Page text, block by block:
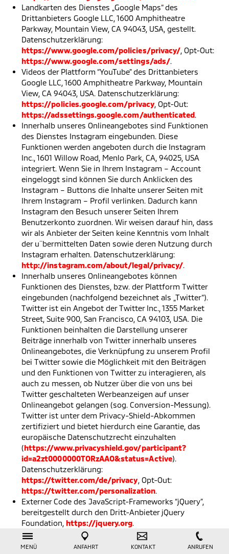
MENÜ ANFAHRT KONTAKT ANRUFEN
Landkarten des Dienstes „Google Maps“ des
Drittanbieters Google LLC, 1600 Amphitheatre
Parkway, Mountain View, CA 94043, USA, gestellt.
Datenschutzerklärung:
https://www.google.com/policies/privacy/, Opt-Out:
https://www.google.com/settings/ads/.
Videos der Plattform “YouTube” des Drittanbieters
Google LLC, 1600 Amphitheatre Parkway, Mountain
View, CA 94043, USA. Datenschutzerklärung:
https://policies.google.com/privacy, Opt-Out:
https://adssettings.google.com/authenticated.
Innerhalb unseres Onlineangebotes sind Funktionen
des Dienstes Instagram eingebunden. Diese
Funktionen werden angeboten durch die Instagram
Inc., 1601 Willow Road, Menlo Park, CA, 94025, USA
integriert. Wenn Sie in Ihrem Instagram – Account
eingeloggt sind können Sie durch Anklicken des
Instagram – Buttons die Inhalte unserer Seiten mit
Ihrem Instagram – Profil verlinken. Dadurch kann
Instagram den Besuch unserer Seiten Ihrem
Benutzerkonto zuordnen. Wir weisen darauf hin, dass
wir als Anbieter der Seiten keine Kenntnis vom Inhalt
der u¨bermittelten Daten sowie deren Nutzung durch
Instagram erhalten. Datenschutzerklärung:
http://instagram.com/about/legal/privacy/.
Innerhalb unseres Onlineangebotes können
Funktionen des Dienstes, bzw. der Plattform Twitter
eingebunden (nachfolgend bezeichnet als „Twitter“).
Twitter ist ein Angebot der Twitter Inc., 1355 Market
Street, Suite 900, San Francisco, CA 94103, USA. Die
Funktionen beinhalten die Darstellung unserer
Beiträge innerhalb von Twitter innerhalb unseres
Onlineangebotes, die Verknüpfung zu unserem Profil
bei Twitter sowie die Möglichkeit mit den Beiträgen
und den Funktionen von Twitter zu interagieren, als
auch zu messen, ob Nutzer über die von uns bei
Twitter geschalteten Werbeanzeigen auf unser
Onlineangebot gelangen (sog. Conversion-Messung).
Twitter ist unter dem Privacy-Shield-Abkommen
zertifiziert und bietet hierdurch eine Garantie, das
europäische Datenschutzrecht einzuhalten
(https://www.privacyshield.gov/participant?
id=a2zt0000000TORzAAO&status=Active).
Datenschutzerklärung:
https://twitter.com/de/privacy, Opt-Out:
https://twitter.com/personalization.
Externer Code des JavaScript-Frameworks “jQuery”,
bereitgestellt durch den Dritt-Anbieter jQuery
Foundation, https://jquery.org.
Fahrzeugmarkt